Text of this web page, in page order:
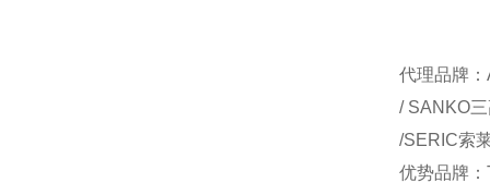
代理品牌
/ SANKO
/SERIC索
优势品牌